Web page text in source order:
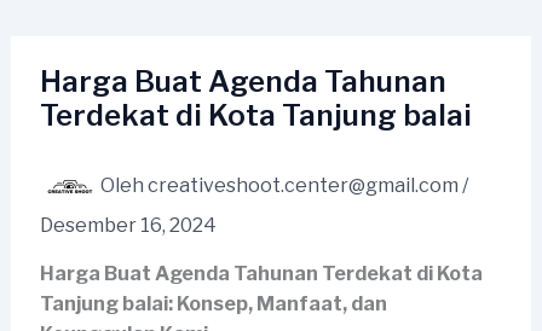
kontenHarga Buat Agenda Tahunan
Terdekat di Kota Tanjung balai
Oleh creativeshoot.center@gmail.com /
Desember 16, 2024
Harga Buat Agenda Tahunan Terdekat di Kota
Tanjung balai: Konsep, Manfaat, dan